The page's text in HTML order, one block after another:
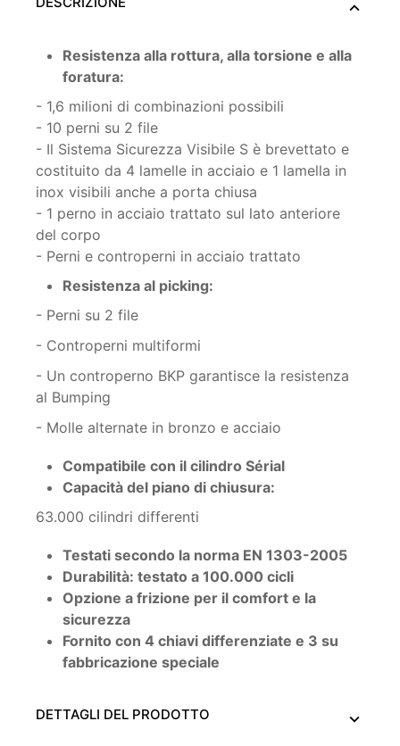
Resistenza alla rottura, alla torsione e alla
foratura:
- 1,6 milioni di combinazioni possibili
- 10 perni su 2 file
- Il Sistema Sicurezza Visibile S è brevettato e
costituito da 4 lamelle in acciaio e 1 lamella in
inox visibili anche a porta chiusa
- 1 perno in acciaio trattato sul lato anteriore
del corpo
- Perni e controperni in acciaio trattato
Resistenza al picking:
- Perni su 2 file
- Controperni multiformi
- Un controperno BKP garantisce la resistenza
al Bumping
- Molle alternate in bronzo e acciaio
Compatibile con il cilindro Sérial
Capacità del piano di chiusura:
63.000 cilindri differenti
Testati secondo la norma EN 1303-2005
Durabilità: testato a 100.000 cicli
Opzione a frizione per il comfort e la
sicurezza
Fornito con 4 chiavi differenziate e 3 su
fabbricazione speciale
DETTAGLI DEL PRODOTTO